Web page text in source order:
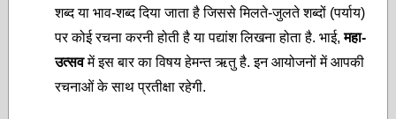
शब्द या भाव-शब्द दिया जाता है जिससे मिलते-जुलते शब्दों (पर्याय)
पर कोई रचना करनी होती है या पद्यांश लिखना होता है. भाई, महा-
उत्सव में इस बार का विषय हेमन्त ऋतु है. इन आयोजनों में आपकी
रचनाओं के साथ प्रतीक्षा रहेगी.